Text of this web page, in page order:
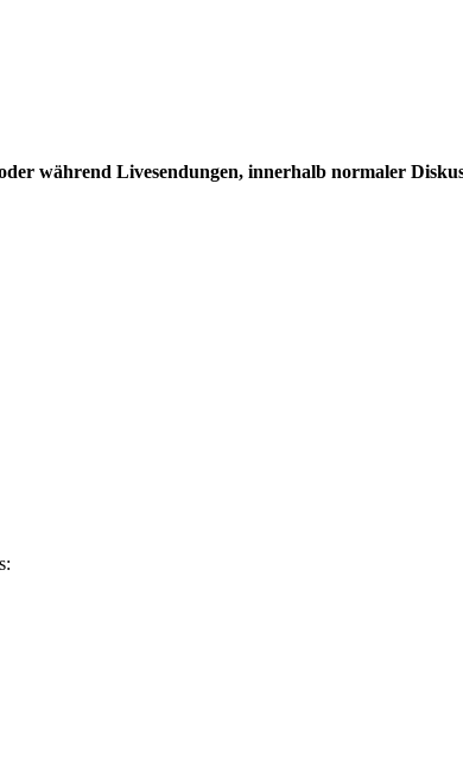
während Livesendungen, innerhalb normaler